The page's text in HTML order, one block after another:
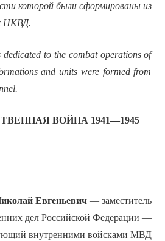
которой были сформированы из
НКВД.
to the combat operations of
and units were formed from
ВОЙНА 1941—1945
Евгеньевич— заместитель
дел Российской Федерации —
внутренними войсками МВД